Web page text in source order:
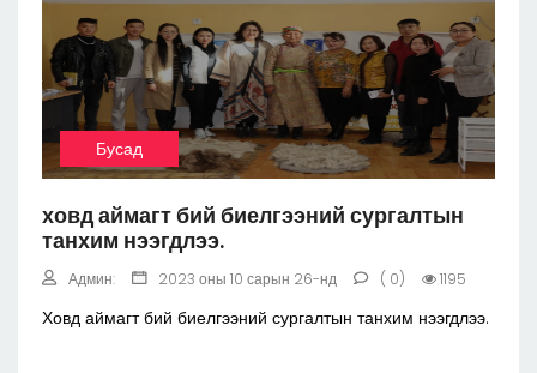
Бусад
ховд аймагт бий биелгээний сургалтын
танхим нээгдлээ.
Админ: 2023 оны 10 сарын 26-нд ( 0) 1195
Ховд аймагт бий биелгээний сургалтын танхим нээгдлээ.